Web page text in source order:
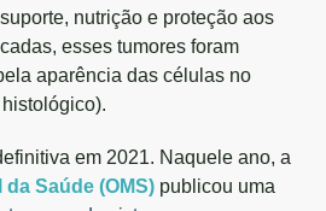
nutrição e proteção aos
esses tumores foram
aparência das células no
em 2021. Naquele ano, a
Saúde (OMS) publicou uma